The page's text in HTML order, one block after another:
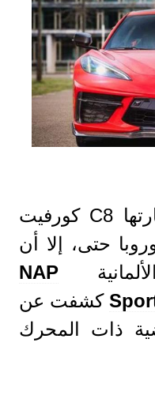
أطلقت شيفروليه سيارتها C8 كورفيت
حتى، إلا أن
NAP
كشفت عن
ذات المحرك